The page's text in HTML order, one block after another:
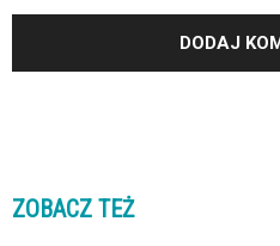
ZOBACZ TEŻ